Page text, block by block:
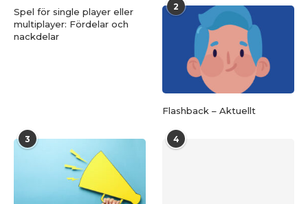
Spel för single player eller
multiplayer: Fördelar och
nackdelar
2
Flashback – Aktuellt
3 4